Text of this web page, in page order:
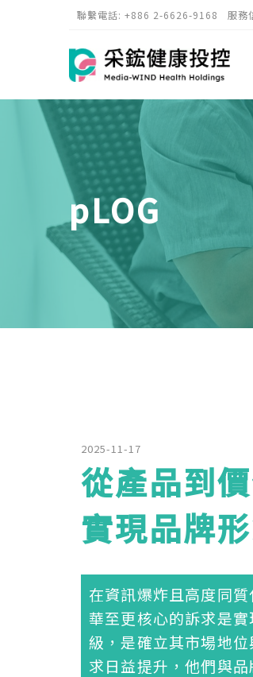
聯繫電話: +886 2-6626-9168 服務
pLOG
2025-11-17
從產品到
實現品牌
在資訊爆炸且高度同
華至更核心的訴求是
級，是確立其市場地
求日益提升，他們與